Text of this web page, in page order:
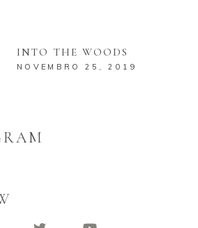
INTO THE WOODS
NOVEMBRO 25, 2019